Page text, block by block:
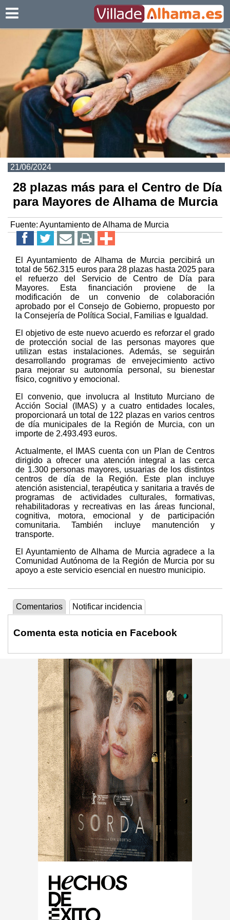
21/06/2024
28 plazas más para el Centro de Día
para Mayores de Alhama de Murcia
Fuente: Ayuntamiento de Alhama de Murcia
El Ayuntamiento de Alhama de Murcia percibirá un
total de 562.315 euros para 28 plazas hasta 2025 para
el refuerzo del Servicio de Centro de Día para
Mayores. Esta financiación proviene de la
modificación de un convenio de colaboración
aprobado por el Consejo de Gobierno, propuesto por
la Consejería de Política Social, Familias e Igualdad.
El objetivo de este nuevo acuerdo es reforzar el grado
de protección social de las personas mayores que
utilizan estas instalaciones. Además, se seguirán
desarrollando programas de envejecimiento activo
para mejorar su autonomía personal, su bienestar
físico, cognitivo y emocional.
El convenio, que involucra al Instituto Murciano de
Acción Social (IMAS) y a cuatro entidades locales,
proporcionará un total de 122 plazas en varios centros
de día municipales de la Región de Murcia, con un
importe de 2.493.493 euros.
Actualmente, el IMAS cuenta con un Plan de Centros
dirigido a ofrecer una atención integral a las cerca
de 1.300 personas mayores, usuarias de los distintos
centros de día de la Región. Este plan incluye
atención asistencial, terapéutica y sanitaria a través de
programas de actividades culturales, formativas,
rehabilitadoras y recreativas en las áreas funcional,
cognitiva, motora, emocional y de participación
comunitaria. También incluye manutención y
transporte.
El Ayuntamiento de Alhama de Murcia agradece a la
Comunidad Autónoma de la Región de Murcia por su
apoyo a este servicio esencial en nuestro municipio.
Comentarios Notificar incidencia
Comenta esta noticia en Facebook